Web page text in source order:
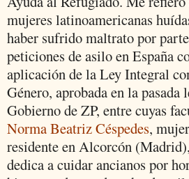
mujeres latinoamericanas
haber sufrido maltrato por
peticiones de asilo en España
aplicación de la Ley Integral
Género, aprobada en la
Gobierno de ZP, entre cuyas
Norma Beatriz Céspedes,
residente en Alcorcón
dedica a cuidar ancianos por